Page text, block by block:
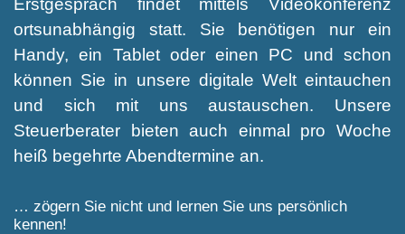
Erstgespräch findet mittels Videokonferenz
ortsunabhängig statt. Sie benötigen nur ein
Handy, ein Tablet oder einen PC und schon
können Sie in unsere digitale Welt eintauchen
und sich mit uns austauschen. Unsere
Steuerberater bieten auch einmal pro Woche
heiß begehrte Abendtermine an.
… zögern Sie nicht und lernen Sie uns persönlich
kennen!